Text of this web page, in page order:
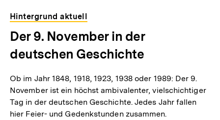
Hintergrund aktuell
Der 9. November in der
deutschen Geschichte
Ob im Jahr 1848, 1918, 1923, 1938 oder 1989: Der 9.
November ist ein höchst ambivalenter, vielschichtiger
Tag in der deutschen Geschichte. Jedes Jahr fallen
hier Feier- und Gedenkstunden zusammen.